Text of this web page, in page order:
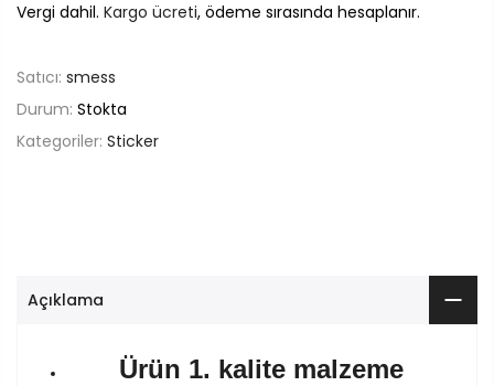
Vergi dahil. Kargo ücreti, ödeme sırasında hesaplanır.
Satıcı: smess
Durum: Stokta
Kategoriler: Sticker
Açıklama
Ürün 1. kalite malzeme